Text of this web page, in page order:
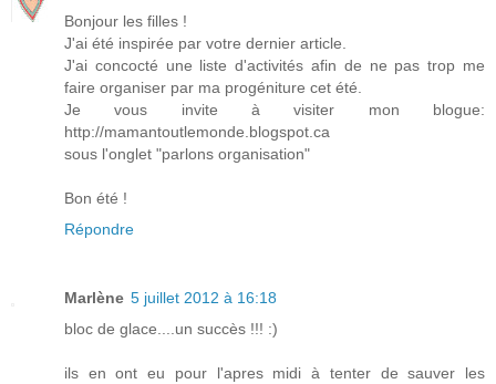
Bonjour les filles !
J'ai été inspirée par votre dernier article.
J'ai concocté une liste d'activités afin de ne pas trop me
faire organiser par ma progéniture cet été.
Je vous invite à visiter mon blogue:
http://mamantoutlemonde.blogspot.ca
sous l'onglet "parlons organisation"
Bon été !
Répondre
Marlène 5 juillet 2012 à 16:18
bloc de glace....un succès !!! :)
ils en ont eu pour l'apres midi à tenter de sauver les